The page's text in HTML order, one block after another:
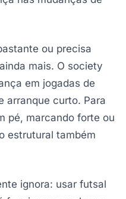
ou precisa
mais. O society
em jogadas de
arranque curto. Para
pé, marcando forte ou
estrutural também
ignora: usar futsal